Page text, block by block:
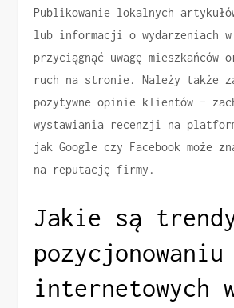
Publikowanie lokalnych
lub informacji o wydarzeniach w
przyciągnąć uwagę mieszkańców
ruch na stronie. Należy także
pozytywne opinie klientów –
wystawiania recenzji na
jak Google czy Facebook może
na reputację firmy.
Jakie są
internetowych